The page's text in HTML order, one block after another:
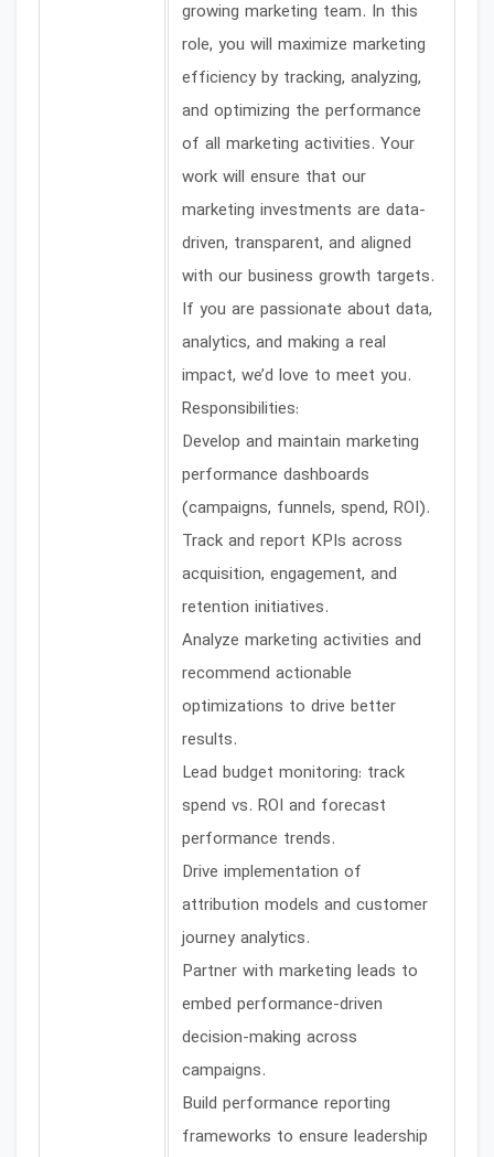
growing marketing team. In this
role, you will maximize marketing
efficiency by tracking, analyzing,
and optimizing the performance
of all marketing activities. Your
work will ensure that our
marketing investments are data-
driven, transparent, and aligned
with our business growth targets.
If you are passionate about data,
analytics, and making a real
impact, we’d love to meet you.
Responsibilities:
Develop and maintain marketing
performance dashboards
(campaigns, funnels, spend, ROI).
Track and report KPIs across
acquisition, engagement, and
retention initiatives.
Analyze marketing activities and
recommend actionable
optimizations to drive better
results.
Lead budget monitoring: track
spend vs. ROI and forecast
performance trends.
Drive implementation of
attribution models and customer
journey analytics.
Partner with marketing leads to
embed performance-driven
decision-making across
campaigns.
Build performance reporting
frameworks to ensure leadership